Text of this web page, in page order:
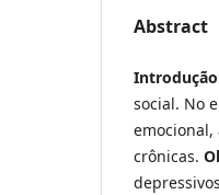
Abstract
social. No
emocional,
crônicas.